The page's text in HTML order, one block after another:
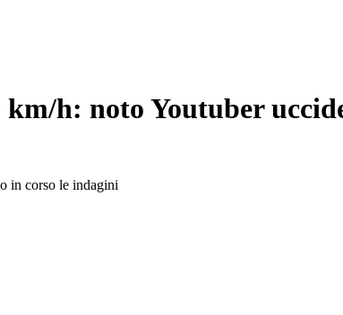
h: noto Youtuber
in corso le indagini